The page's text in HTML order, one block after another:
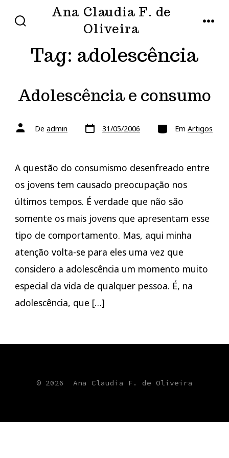
direto
Ana Claudia F. de
Oliveira
Tag: adolescência
Adolescência e consumo
Autor
do De admin Data
do 31/05/2006 Categorias
Em Artigos
A questão do consumismo desenfreado entre
os jovens tem causado preocupação nos
últimos tempos. É verdade que não são
somente os mais jovens que apresentam esse
tipo de comportamento. Mas, aqui minha
atenção volta-se para eles uma vez que
considero a adolescência um momento muito
especial da vida de qualquer pessoa. É, na
adolescência, que […]
© 2026 Ana Claudia F. de Oliveira